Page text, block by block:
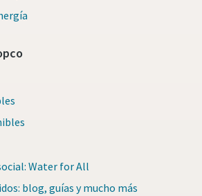
Water for All
blog, guías y mucho más